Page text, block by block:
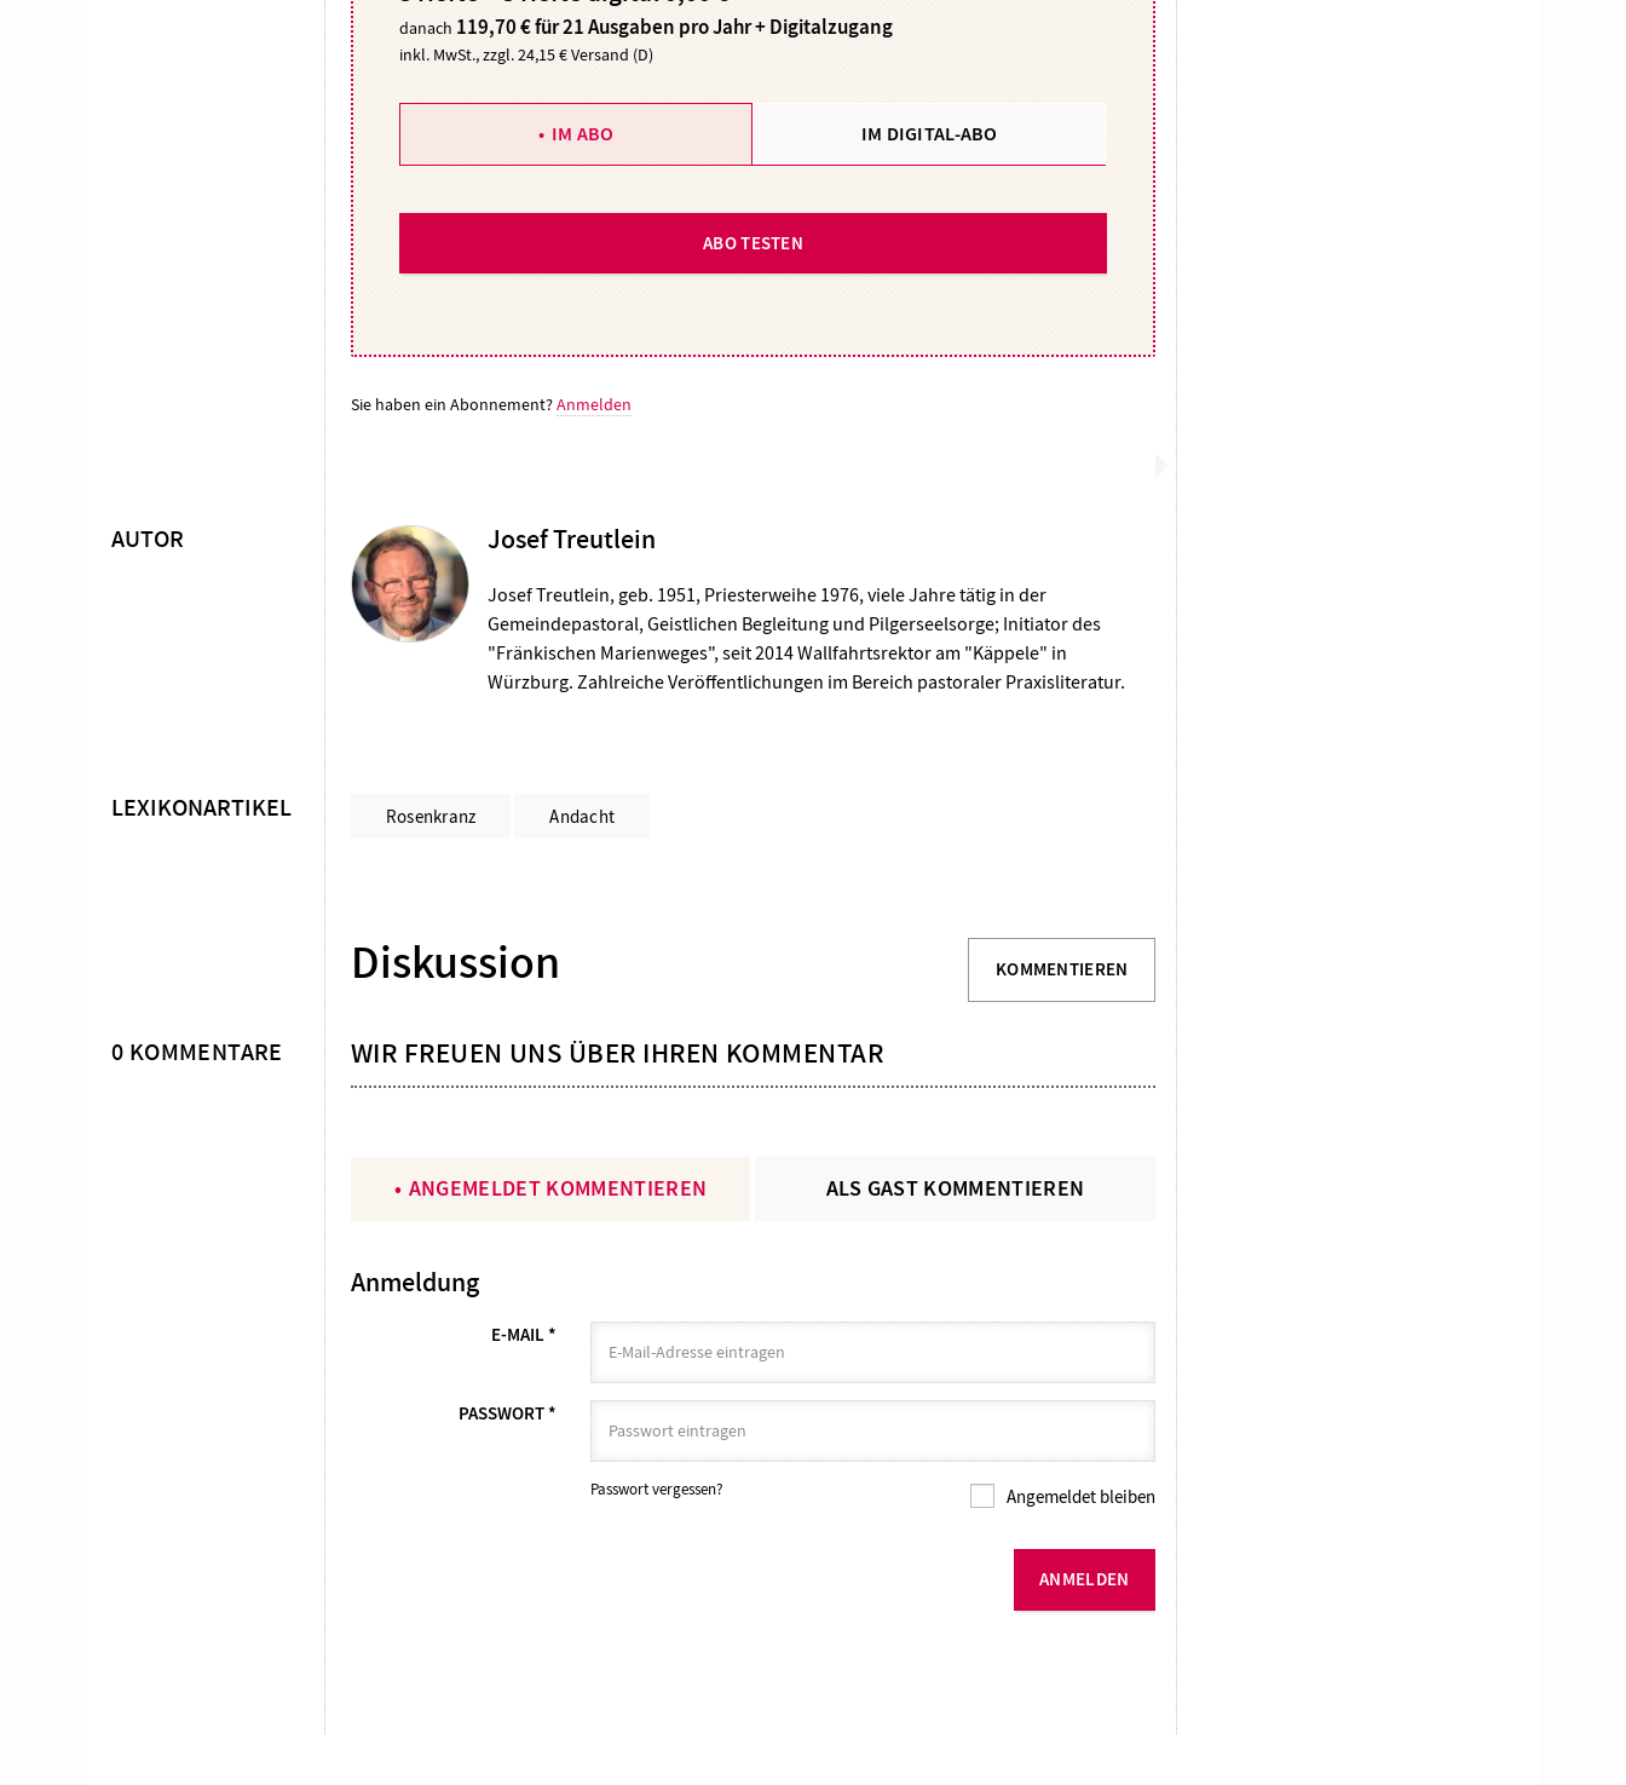
danach 119,70 € für 21 Ausgaben pro Jahr + Digitalzugang
inkl. MwSt., zzgl. 24,15 € Versand (D)
IM ABO IM DIGITAL-ABO
ABO TESTEN
Sie haben ein Abonnement?Anmelden
Überschrift
AUTOR Josef Treutlein
Josef Treutlein, geb. 1951, Priesterweihe 1976, viele Jahre tätig in der
Gemeindepastoral, Geistlichen Begleitung und Pilgerseelsorge; Initiator des
"Fränkischen Marienweges", seit 2014 Wallfahrtsrektor am "Käppele" in
Würzburg. Zahlreiche Veröffentlichungen im Bereich pastoraler Praxisliteratur.
LEXIKONARTIKEL Rosenkranz Andacht
Diskussion KOMMENTIEREN
0 KOMMENTARE WIR FREUEN UNS ÜBER IHREN KOMMENTAR
ANGEMELDET KOMMENTIEREN ALS GAST KOMMENTIEREN
Anmeldung
E-MAIL*
PASSWORT*
Passwort vergessen? Angemeldet bleiben
ANMELDEN